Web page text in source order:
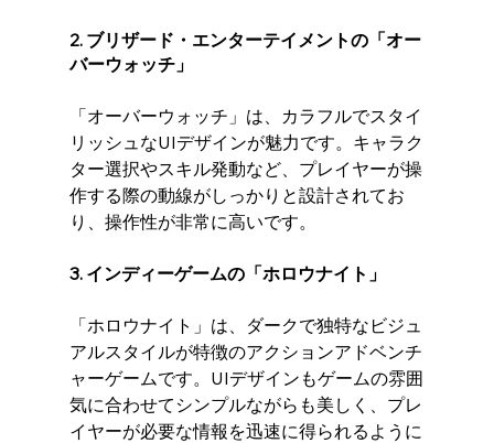
2. ブリザード・エンターテイメントの「オー
バーウォッチ」
「オーバーウォッチ」は、カラフルでスタイ
リッシュなUIデザインが魅力です。キャラク
ター選択やスキル発動など、プレイヤーが操
作する際の動線がしっかりと設計されてお
り、操作性が非常に高いです。
3. インディーゲームの「ホロウナイト」
「ホロウナイト」は、ダークで独特なビジュ
アルスタイルが特徴のアクションアドベンチ
ャーゲームです。UIデザインもゲームの雰囲
気に合わせてシンプルながらも美しく、プレ
イヤーが必要な情報を迅速に得られるように